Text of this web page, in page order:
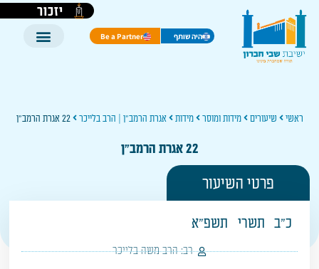
יזכור
היה שותף Be a Partner
ראשי שיעורים מידות ומוסר מידות אגרת הרמב"ן | הרב בלייכר 22 אגרת הרמב"ן
22 אגרת הרמב"ן
פרטי השיעור
כ"ב תשרי תשפ"א
רב: הרב משה בלייכר